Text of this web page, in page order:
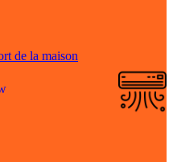
de la maison